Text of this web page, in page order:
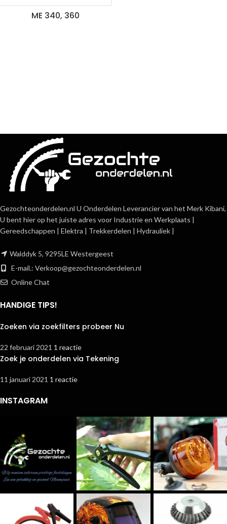
ME 340, 360
Gezochteonderdelen.nl U Onderdelen Leverancier van het Merk Kibani,
U bent hier op het juiste adres voor Industrie en Werkplaats |
Gereedschappen | Elektra | Trekkerdelen | Hydrauliek |
Walddyk 5, 9295LE Westergeest
E-mail.: Verkoop@gezochteonderdelen.nl
Online Chat
HANDIGE TIPS!
Zoeken via zoekfilters probeer Nu
22 februari 2021 1 reactie
Zoek je onderdelen via Tekening
11 januari 2021 1 reactie
INSTAGRAM